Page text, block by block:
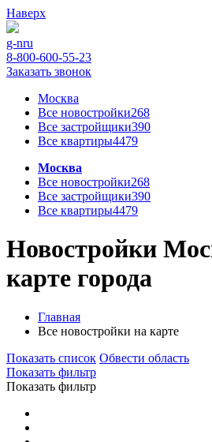
Наверх
g-nru
8-800-600-55-23
Заказать звонок
Москва
Все новостройки268
Все застройщики390
Все квартиры4479
Москва
Все новостройки268
Все застройщики390
Все квартиры4479
Новостройки
карте города
Главная
Все новостройки на карте
Показать список Обвести область
Показать фильтр
Показать фильтр